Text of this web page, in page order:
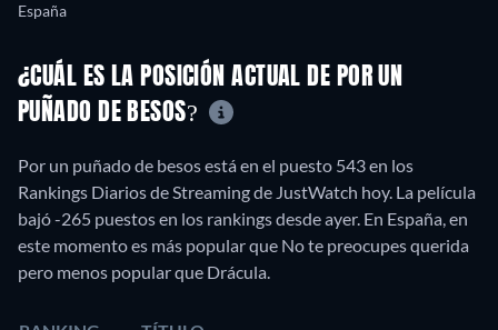
España
¿CUÁL ES LA POSICIÓN ACTUAL DE POR UN
PUÑADO DE BESOS?
Por un puñado de besos está en el puesto 543 en los
Rankings Diarios de Streaming de JustWatch hoy. La película
bajó -265 puestos en los rankings desde ayer. En España, en
este momento es más popular que No te preocupes querida
pero menos popular que Drácula.